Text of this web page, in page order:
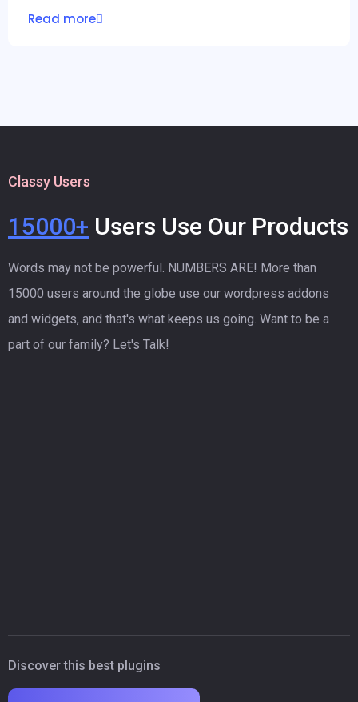
Read more
Classy Users
15000+ Users Use Our Products
Words may not be powerful. NUMBERS ARE! More than
15000 users around the globe use our wordpress addons
and widgets, and that's what keeps us going. Want to be a
part of our family? Let's Talk!
Discover this best plugins